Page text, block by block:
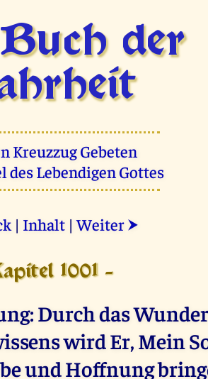
der
Kreuzzug Gebeten
des Lebendigen Gottes
| Inhalt |Weiter ⮞
1001 -
Durch das
wird Er, Mein
und Hoffnung